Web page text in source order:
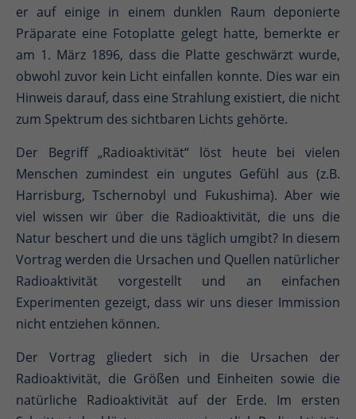
er auf einige in einem dunklen Raum deponierte
Präparate eine Fotoplatte gelegt hatte, bemerkte er
am 1. März 1896, dass die Platte geschwärzt wurde,
obwohl zuvor kein Licht einfallen konnte. Dies war ein
Hinweis darauf, dass eine Strahlung existiert, die nicht
zum Spektrum des sichtbaren Lichts gehörte.
Der Begriff „Radioaktivität“ löst heute bei vielen
Menschen zumindest ein ungutes Gefühl aus (z.B.
Harrisburg, Tschernobyl und Fukushima). Aber wie
viel wissen wir über die Radioaktivität, die uns die
Natur beschert und die uns täglich umgibt? In diesem
Vortrag werden die Ursachen und Quellen natürlicher
Radioaktivität vorgestellt und an einfachen
Experimenten gezeigt, dass wir uns dieser Immission
nicht entziehen können.
Der Vortrag gliedert sich in die Ursachen der
Radioaktivität, die Größen und Einheiten sowie die
natürliche Radioaktivität auf der Erde. Im ersten